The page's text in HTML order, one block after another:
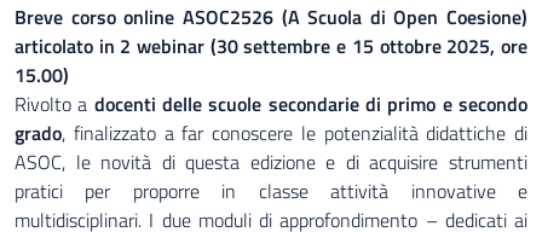
Breve corso online ASOC2526 (A Scuola di Open Coesione)
articolato in 2 webinar (30 settembre e 15 ottobre 2025, ore
15.00)
Rivolto a docenti delle scuole secondarie di primo e secondo
grado, finalizzato a far conoscere le potenzialità didattiche di
ASOC, le novità di questa edizione e di acquisire strumenti
pratici per proporre in classe attività innovative e
multidisciplinari. I due moduli di approfondimento – dedicati ai